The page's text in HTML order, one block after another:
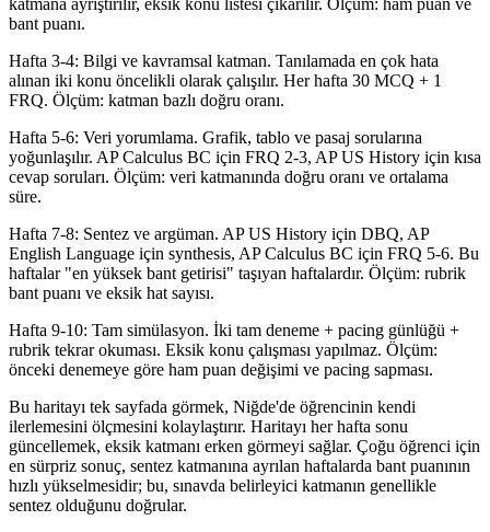
katmana ayrıştırılır, eksik konu listesi çıkarılır. Ölçüm: ham puan ve
bant puanı.
Hafta 3-4: Bilgi ve kavramsal katman. Tanılamada en çok hata
alınan iki konu öncelikli olarak çalışılır. Her hafta 30 MCQ + 1
FRQ. Ölçüm: katman bazlı doğru oranı.
Hafta 5-6: Veri yorumlama. Grafik, tablo ve pasaj sorularına
yoğunlaşılır. AP Calculus BC için FRQ 2-3, AP US History için kısa
cevap soruları. Ölçüm: veri katmanında doğru oranı ve ortalama
süre.
Hafta 7-8: Sentez ve argüman. AP US History için DBQ, AP
English Language için synthesis, AP Calculus BC için FRQ 5-6. Bu
haftalar "en yüksek bant getirisi" taşıyan haftalardır. Ölçüm: rubrik
bant puanı ve eksik hat sayısı.
Hafta 9-10: Tam simülasyon. İki tam deneme + pacing günlüğü +
rubrik tekrar okuması. Eksik konu çalışması yapılmaz. Ölçüm:
önceki denemeye göre ham puan değişimi ve pacing sapması.
Bu haritayı tek sayfada görmek, Niğde'de öğrencinin kendi
ilerlemesini ölçmesini kolaylaştırır. Haritayı her hafta sonu
güncellemek, eksik katmanı erken görmeyi sağlar. Çoğu öğrenci için
en sürpriz sonuç, sentez katmanına ayrılan haftalarda bant puanının
hızlı yükselmesidir; bu, sınavda belirleyici katmanın genellikle
sentez olduğunu doğrular.